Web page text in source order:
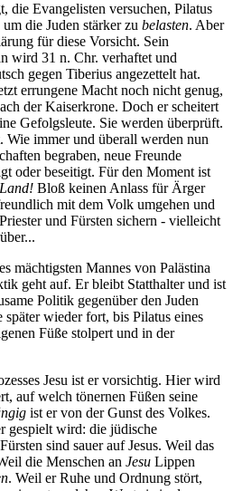
die Evangelisten versuchen, Pilatus
um die Juden stärker zu belasten. Aber
für diese Vorsicht. Sein
wird 31 n. Chr. verhaftet und
gegen Tiberius angezettelt hat.
errungene Macht noch nicht genug,
der Kaiserkrone. Doch er scheitert
Gefolgsleute. Sie werden überprüft.
Wie immer und überall werden nun
begraben, neue Freunde
oder beseitigt. Für den Moment ist
Bloß keinen Anlass für Ärger
mit dem Volk umgehen und
und Fürsten sichern - vielleicht
mächtigsten Mannes von Palästina
geht auf. Er bleibt Statthalter und ist
Politik gegenüber den Juden
wieder fort, bis Pilatus eines
Füße stolpert und in der
Jesu ist er vorsichtig. Hier wird
auf welch tönernen Füßen seine
ist er von der Gunst des Volkes.
gespielt wird: die jüdische
sind sauer auf Jesus. Weil das
die Menschen an Jesu Lippen
. Weil er Ruhe und Ordnung stört,